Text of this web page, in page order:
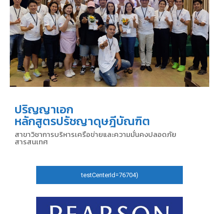
ปริญญาเอก
หลักสูตรปรัชญาดุษฎีบัณฑิต
สาขาวิชาการบริหารเครือข่ายและความมั่นคงปลอดภัย
สารสนเทศ
testCenterId=76704)